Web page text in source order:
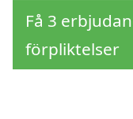
Få 3
förpliktelser